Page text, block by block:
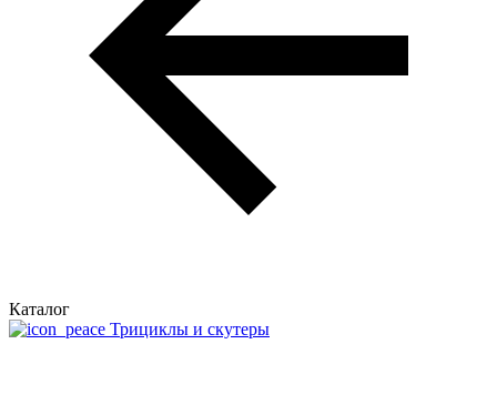
Каталог
Трициклы и скутеры